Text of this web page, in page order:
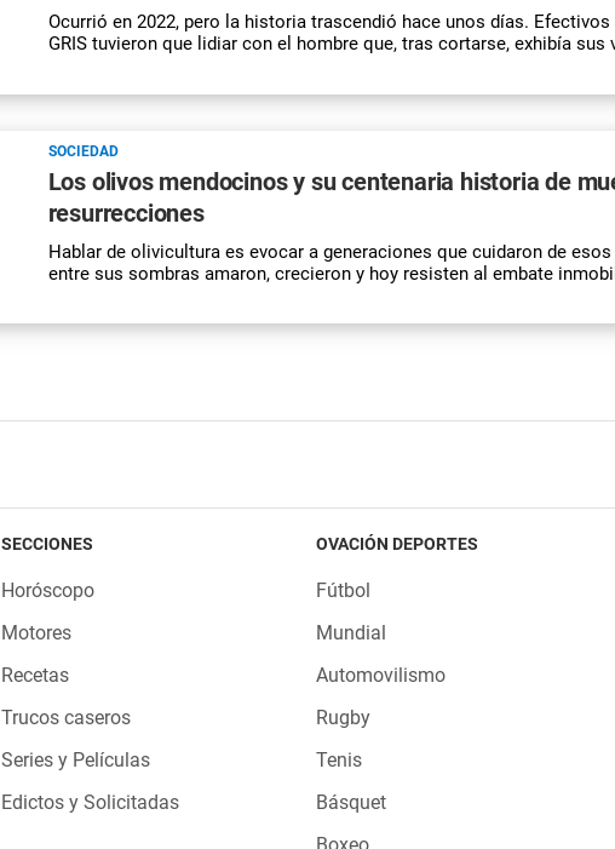
Ocurrió en 2022, pero la historia trascendió hace unos días. Efectivos
GRIStuvieron que lidiar con el hombre que, tras cortarse, exhibía sus
SOCIEDAD
Los olivos mendocinos y su centenaria historia de
resurrecciones
Hablar de olivicultura es evocar a generaciones que cuidaron de
entre sus sombras amaron, crecieron y hoy resisten al embate
SECCIONES
Horóscopo
Motores
Recetas
Trucos caseros
Series y Películas
Edictos y Solicitadas
OVACIÓN DEPORTES
Fútbol
Mundial
Automovilismo
Rugby
Tenis
Básquet